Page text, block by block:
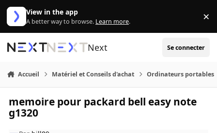
Aller au contenu
View in the app
A better way to browse. Learn more. ×
Next Se connecter
Accueil Matériel et Conseils d'achat Ordinateurs portables
memoire pour packard bell easy note
g1320